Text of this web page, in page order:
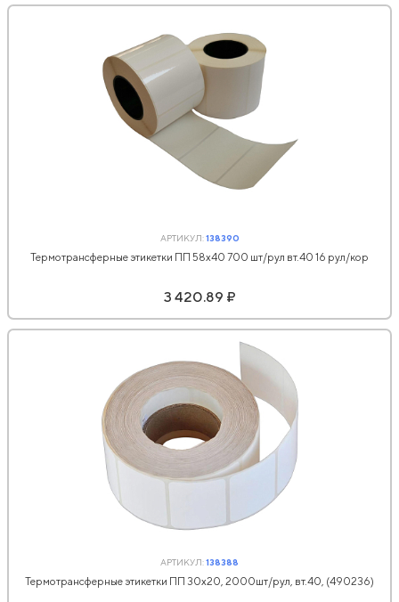
АРТИКУЛ:138390
Термотрансферные этикетки ПП 58х40 700 шт/рул вт.40 16 рул/кор
3 420.89 ₽
АРТИКУЛ:138388
Термотрансферные этикетки ПП 30х20, 2000шт/рул, вт.40, (490236)